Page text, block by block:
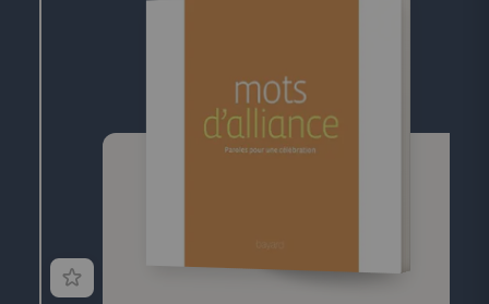
présentant une centaine de photographies exclusives
de Notre-Dame. Le travail photographique de
Stéphane Compoint, réalisé à partir d'un ballon, avait